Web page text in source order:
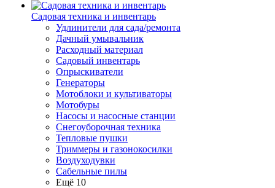
Садовая техника и инвентарь
Удлинители для сада/ремонта
Дачный умывальник
Расходный материал
Садовый инвентарь
Опрыскиватели
Генераторы
Мотоблоки и культиваторы
Мотобуры
Насосы и насосные станции
Снегоуборочная техника
Тепловые пушки
Триммеры и газонокосилки
Воздуходувки
Сабельные пилы
Ещё 10